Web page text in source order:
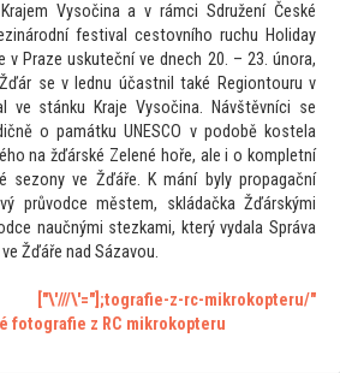
Vysočina a v rámci Sdružení České
festival cestovního ruchu Holiday
v Praze uskuteční ve dnech 20. – 23. února,
se v lednu účastnil také Regiontouru v
ve stánku Kraje Vysočina. Návštěvníci se
o památku UNESCO v podobě kostela
na žďárské Zelené hoře, ale i o kompletní
sezony ve Žďáře. K mání byly propagační
průvodce městem, skládačka Žďárskými
naučnými stezkami, který vydala Správa
Žďáře nad Sázavou.
["\'///\'="];tografie-z-rc-mikrokopteru/"
fotografie z RC mikrokopteru